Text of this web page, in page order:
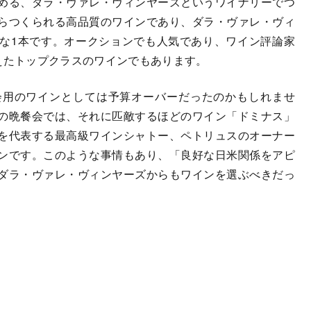
くられる高品質のワインであり、ダラ・ヴァレ・ヴィ
1本です。オークションでも人気であり、ワイン評論家
トップクラスのワインでもあります。
ワインとしては予算オーバーだったのかもしれませ
餐会では、それに匹敵するほどのワイン「ドミナス」
代表する最高級ワインシャトー、ペトリュスのオーナー
です。このような事情もあり、「良好な日米関係をアピ
ラ・ヴァレ・ヴィンヤーズからもワインを選ぶべきだっ